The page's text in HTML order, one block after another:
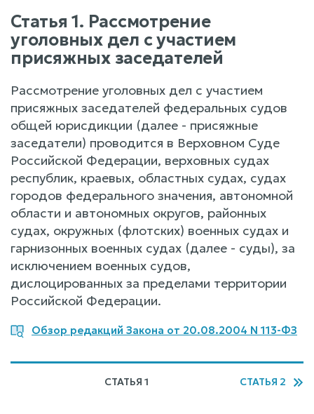
Статья 1. Рассмотрение
уголовных дел с участием
присяжных заседателей
Рассмотрение уголовных дел с участием
присяжных заседателей федеральных судов
общей юрисдикции (далее - присяжные
заседатели) проводится в Верховном Суде
Российской Федерации, верховных судах
республик, краевых, областных судах, судах
городов федерального значения, автономной
области и автономных округов, районных
судах, окружных (флотских) военных судах и
гарнизонных военных судах (далее - суды), за
исключением военных судов,
дислоцированных за пределами территории
Российской Федерации.
Обзор редакций Закона от 20.08.2004 N 113-ФЗ
СТАТЬЯ 1 СТАТЬЯ 2